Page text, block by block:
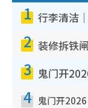
1
2
3
4